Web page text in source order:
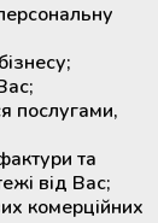
послугами,
та
від Вас;
комерційних